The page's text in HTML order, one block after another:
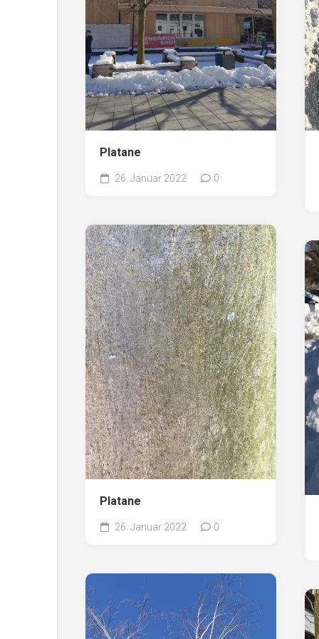
Platane
26. Januar 2022 0
Platane
26. Januar 2022 0